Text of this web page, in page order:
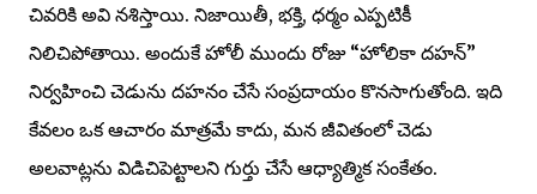
చివరికి అవి నశిస్తాయి. నిజాయితీ, భక్తి, ధర్మం ఎప్పటికీ
నిలిచిపోతాయి. అందుకే హోలీ ముందు రోజు “హోలికా దహన్”
నిర్వహించి చెడును దహనం చేసే సంప్రదాయం కొనసాగుతోంది. ఇది
కేవలం ఒక ఆచారం మాత్రమే కాదు, మన జీవితంలో చెడు
అలవాట్లను విడిచిపెట్టాలని గుర్తు చేసే ఆధ్యాత్మిక సంకేతం.